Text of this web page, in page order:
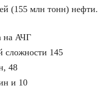
(155 млн тонн) нефти.
на АЧГ
сложности 145
48
и 10